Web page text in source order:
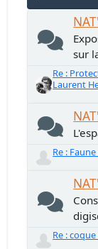
sur
Re :
Laurent
Re :
Re :